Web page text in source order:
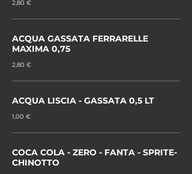
2,80 €
ACQUA GASSATA FERRARELLE
MAXIMA 0,75
2,80 €
ACQUA LISCIA - GASSATA 0,5 LT
1,00 €
COCA COLA - ZERO - FANTA - SPRITE-
CHINOTTO